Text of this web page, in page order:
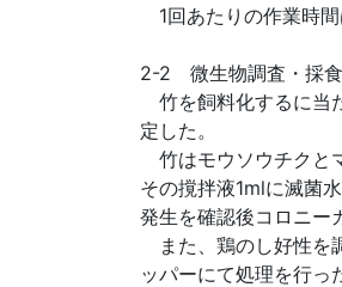
1回あたりの作業時間
2-2 微生物調査・採
竹を飼料化するに当
定した。
竹はモウソウチクと
その撹拌液1mlに滅菌
発生を確認後コロニー
また、鶏のし好性を
ッパーにて処理を行